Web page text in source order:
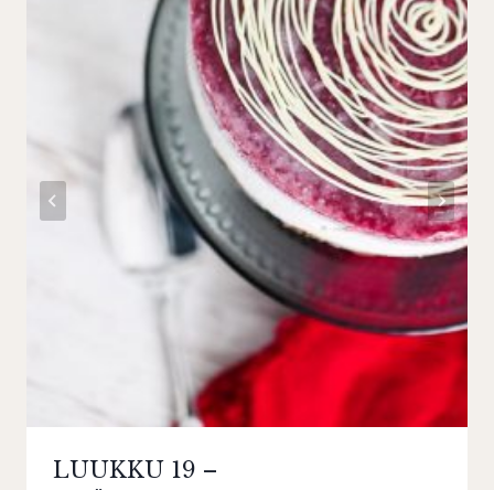
LUUKKU 19 –